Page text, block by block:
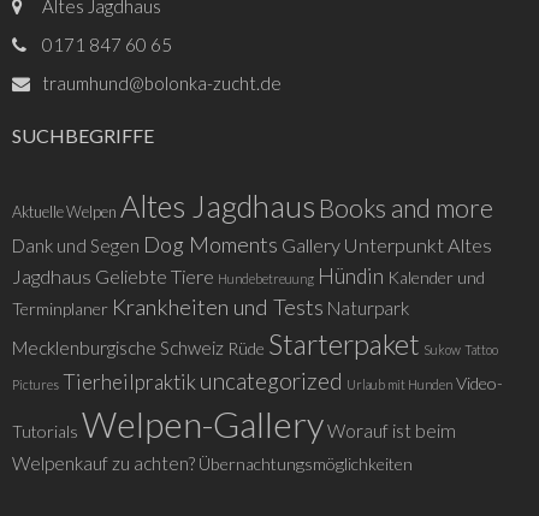
Altes Jagdhaus
0171 847 60 65
traumhund@bolonka-zucht.de
SUCHBEGRIFFE
Aktuelle Welpen Altes Jagdhaus Books and more
Dank und Segen Dog Moments Gallery Unterpunkt Altes
Jagdhaus Geliebte Tiere Hundebetreuung Hündin Kalender und
Terminplaner Krankheiten und Tests Naturpark
Mecklenburgische Schweiz Rüde Starterpaket Sukow Tattoo
Pictures Tierheilpraktik uncategorized Urlaub mit Hunden Video-
Tutorials Welpen-GalleryWorauf ist beim
Welpenkauf zu achten? Übernachtungsmöglichkeiten